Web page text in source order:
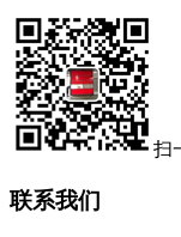
扫
联系我们